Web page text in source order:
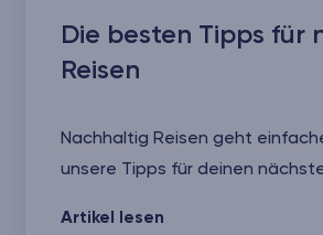
Die besten Tipps für
Reisen
Nachhaltig Reisen geht
unsere Tipps für deinen
Die besten Tipps für
Artikel lesen